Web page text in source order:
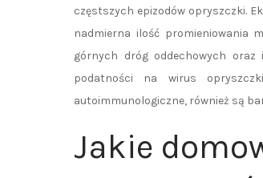
częstszych epizodów opryszczki.
nadmierna ilość promieniowania
górnych dróg oddechowych oraz
podatności na wirus
autoimmunologiczne, również są
Jakie